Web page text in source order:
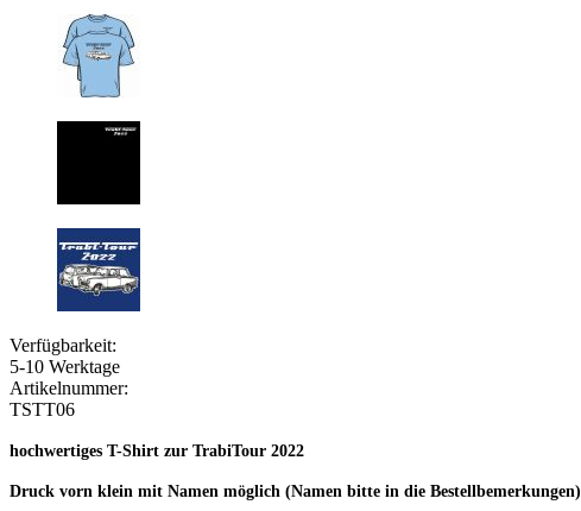
Verfügbarkeit:
5-10 Werktage
Artikelnummer:
TSTT06
hochwertiges T-Shirt zur TrabiTour 2022
Druck vorn klein mit Namen möglich (Namen bitte in die Bestellbemerkungen)